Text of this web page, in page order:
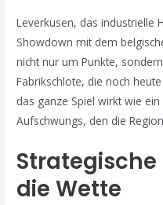
Leverkusen, das industrielle
Showdown mit dem
nicht nur um Punkte,
Fabrikschlote, die noch
das ganze Spiel wirkt wie
Aufschwungs, den die
die Wette